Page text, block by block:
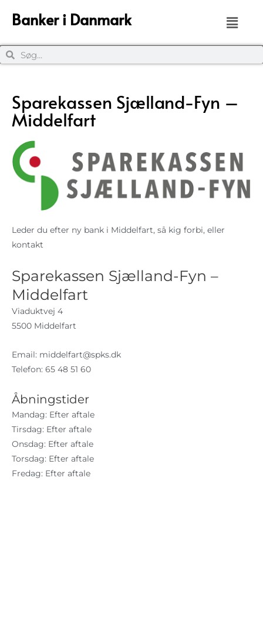
Banker i Danmark
Sparekassen Sjælland-Fyn –
Middelfart
Leder du efter ny bank i Middelfart, så kig forbi, eller
kontakt
Sparekassen Sjælland-Fyn –
Middelfart
Viaduktvej 4
5500 Middelfart
Email: middelfart@spks.dk
Telefon: 65 48 51 60
Åbningstider
Mandag: Efter aftale
Tirsdag: Efter aftale
Onsdag: Efter aftale
Torsdag: Efter aftale
Fredag: Efter aftale